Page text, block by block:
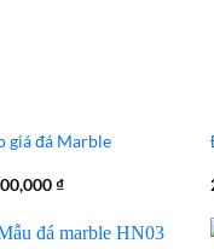
giá đá Marble
₫